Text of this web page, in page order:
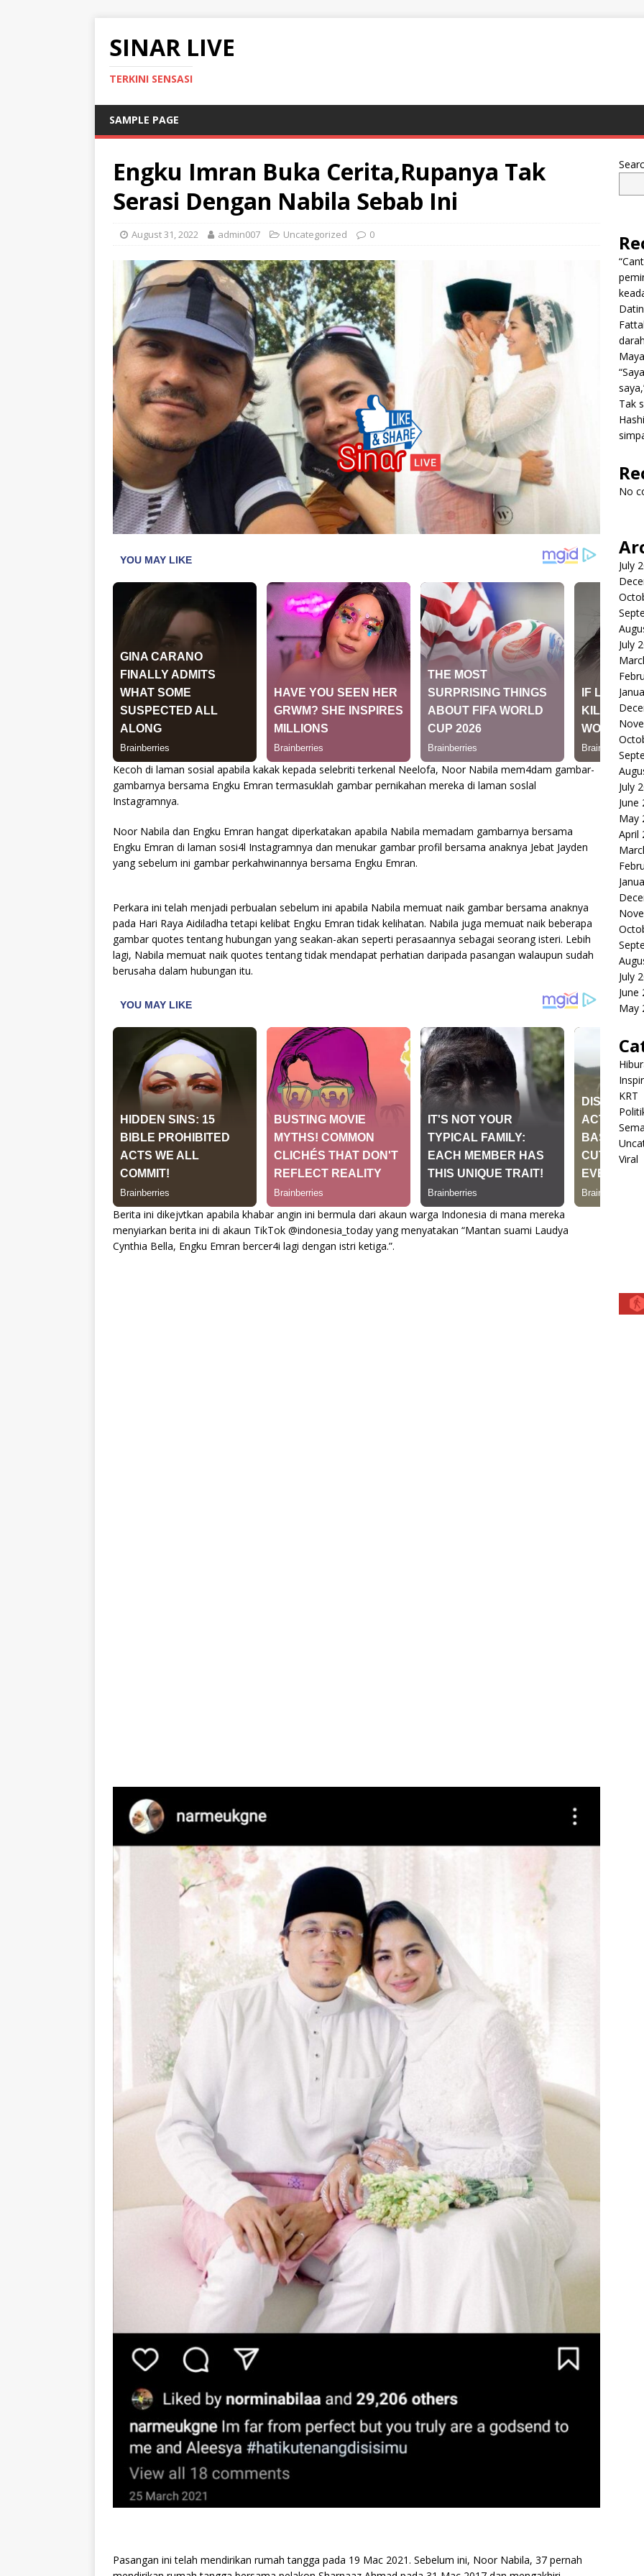
SINAR LIVE
TERKINI SENSASI
SAMPLE PAGE
Engku Imran Buka Cerita,Rupanya Tak
Serasi Dengan Nabila Sebab Ini
August 31, 2022 admin007 Uncategorized 0
Kecoh di laman sosial apabila kakak kepada selebriti terkenal Neelofa, Noor Nabila mem4dam gambar-
gambarnya bersama Engku Emran termasuklah gambar pernikahan mereka di laman soslal
Instagramnya.
Noor Nabila dan Engku Emran hangat diperkatakan apabila Nabila memadam gambarnya bersama
Engku Emran di laman sosi4l Instagramnya dan menukar gambar profil bersama anaknya Jebat Jayden
yang sebelum ini gambar perkahwinannya bersama Engku Emran.
Perkara ini telah menjadi perbualan sebelum ini apabila Nabila memuat naik gambar bersama anaknya
pada Hari Raya Aidiladha tetapi kelibat Engku Emran tidak kelihatan. Nabila juga memuat naik beberapa
gambar quotes tentang hubungan yang seakan-akan seperti perasaannya sebagai seorang isteri. Lebih
lagi, Nabila memuat naik quotes tentang tidak mendapat perhatian daripada pasangan walaupun sudah
berusaha dalam hubungan itu.
Berita ini dikejvtkan apabila khabar angin ini bermula dari akaun warga Indonesia di mana mereka
menyiarkan berita ini di akaun TikTok @indonesia_today yang menyatakan “Mantan suami Laudya
Cynthia Bella, Engku Emran bercer4i lagi dengan istri ketiga.”.
Pasangan ini telah mendirikan rumah tangga pada 19 Mac 2021. Sebelum ini, Noor Nabila, 37 pernah
Tak
No
July
July
July
June
May
April
July
June
May
KRT
Viral